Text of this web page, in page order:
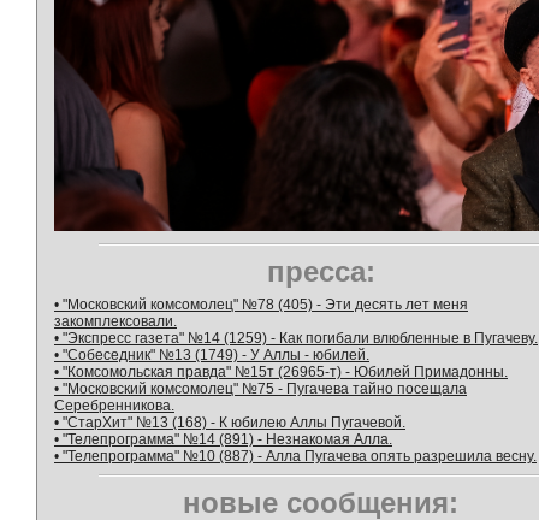
пресса:
• "Московский комсомолец" №78 (405) - Эти десять лет меня
закомплексовали.
• "Экспресс газета" №14 (1259) - Как погибали влюбленные в Пугачеву.
• "Собеседник" №13 (1749) - У Аллы - юбилей.
• "Комсомольская правда" №15т (26965-т) - Юбилей Примадонны.
• "Московский комсомолец" №75 - Пугачева тайно посещала
Серебренникова.
• "СтарХит" №13 (168) - К юбилею Аллы Пугачевой.
• "Телепрограмма" №14 (891) - Незнакомая Алла.
• "Телепрограмма" №10 (887) - Алла Пугачева опять разрешила весну.
новые сообщения: